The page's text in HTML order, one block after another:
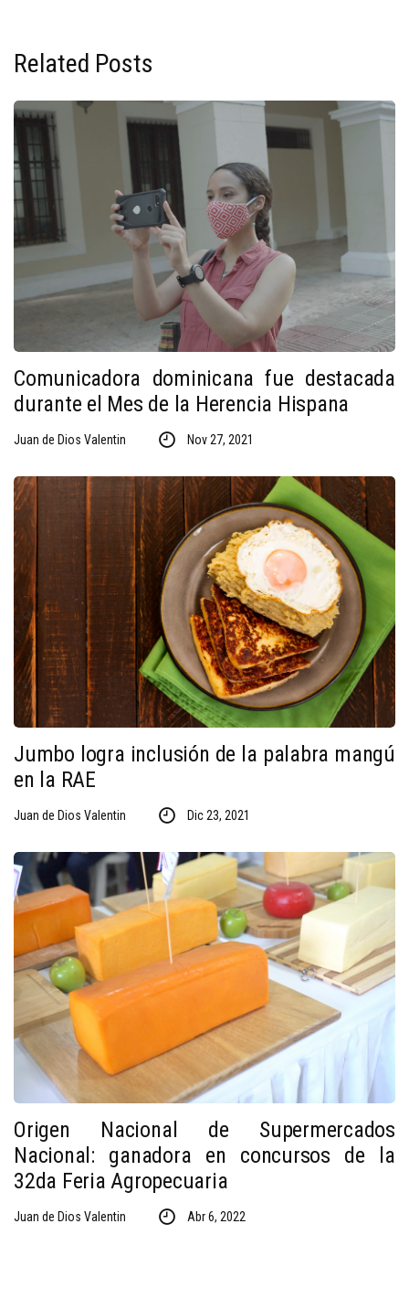
Related Posts
Comunicadora dominicana fue destacada
durante el Mes de la Herencia Hispana
Juan de Dios Valentin Nov 27, 2021
Jumbo logra inclusión de la palabra mangú
en la RAE
Juan de Dios Valentin Dic 23, 2021
Origen Nacional de Supermercados
Nacional: ganadora en concursos de la
32da Feria Agropecuaria
Juan de Dios Valentin Abr 6, 2022